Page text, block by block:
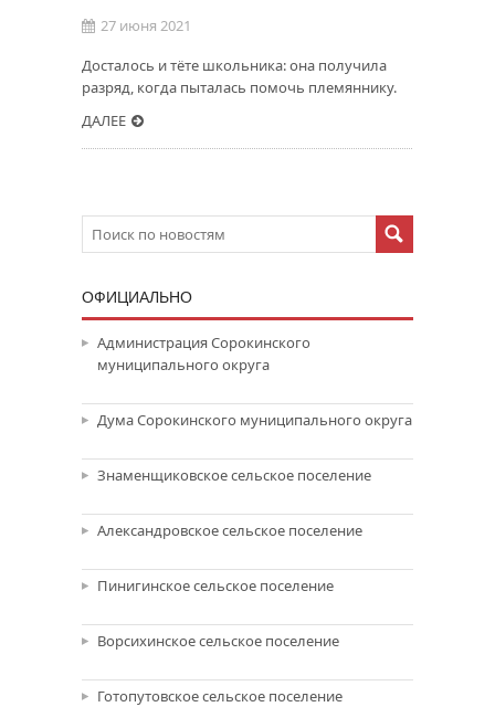
27 июня 2021
Досталось и тёте школьника: она получила
разряд, когда пыталась помочь племяннику.
ДАЛЕЕ
ОФИЦИАЛЬНО
Администрация Сорокинского
муниципального округа
Дума Сорокинского муниципального округа
Знаменщиковское сельское поселение
Александровское сельское поселение
Пинигинское сельское поселение
Ворсихинское сельское поселение
Готопутовское сельское поселение